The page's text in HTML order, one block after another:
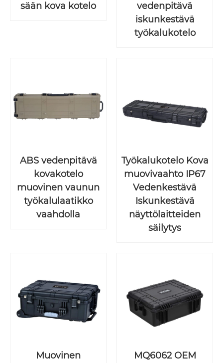
sään kova kotelo
vedenpitävä
iskunkestävä
työkalukotelo
ABS vedenpitävä
kovakotelo
muovinen vaunun
työkalulaatikko
vaahdolla
Työkalukotelo Kova
muovivaahto IP67
Vedenkestävä
Iskunkestävä
näyttölaitteiden
säilytys
Muovinen
MQ6062 OEM